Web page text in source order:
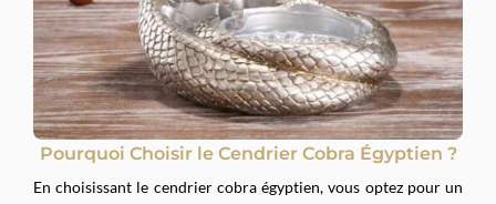
Pourquoi Choisir le Cendrier Cobra Égyptien ?
En choisissant le cendrier cobra égyptien, vous optez pour un